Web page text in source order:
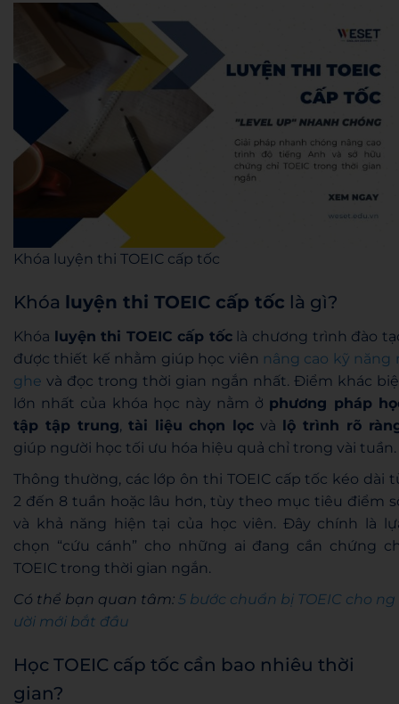
Khóa luyện thi TOEIC cấp tốc
Khóa luyện thi TOEIC cấp tốc là gì?
Khóa luyện thi TOEIC cấp tốclà chương trình đào
được thiết kế nhằm giúp học viên nâng cao kỹ năng
ghe và đọc trong thời gian ngắn nhất. Điểm khác
lớn nhất của khóa học này nằm ở phương pháp
tập tập trung, tài liệu chọn lọc và lộ trình rõ
giúp người học tối ưu hóa hiệu quả chỉ trong vài tuần.
Thông thường, các lớp ôn thi TOEIC cấp tốc kéo dài
2 đến 8 tuần hoặc lâu hơn, tùy theo mục tiêu điểm
và khả năng hiện tại của học viên. Đây chính là
chọn “cứu cánh” cho những ai đang cần chứng
TOEIC trong thời gian ngắn.
Có thể bạn quan tâm: 5 bước chuẩn bị TOEIC cho ng
ười mới bắt đầu
Học TOEIC cấp tốc cần bao nhiêu thời
gian?